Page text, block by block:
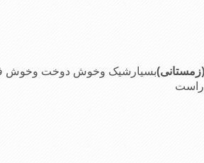
بسیارشیک وخوش دوخت وخوش فرم